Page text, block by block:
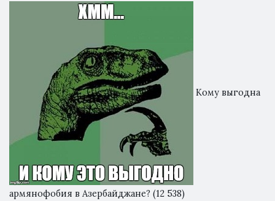
Кому выгодна
армянофобия в Азербайджане? (12 538)